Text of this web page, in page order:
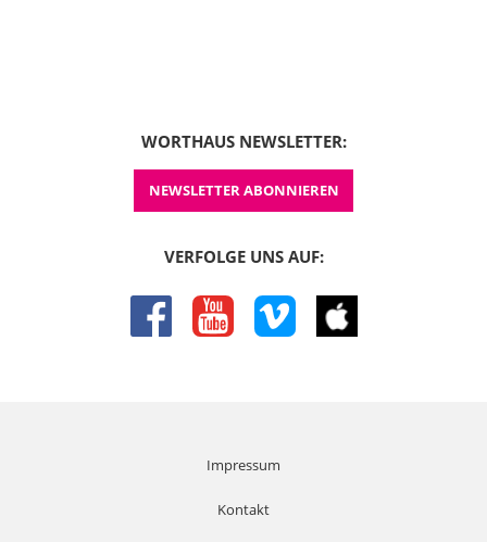
WORTHAUS NEWSLETTER:
NEWSLETTER ABONNIEREN
VERFOLGE UNS AUF:
facebook youtube vimeo itunes
Impressum
Kontakt